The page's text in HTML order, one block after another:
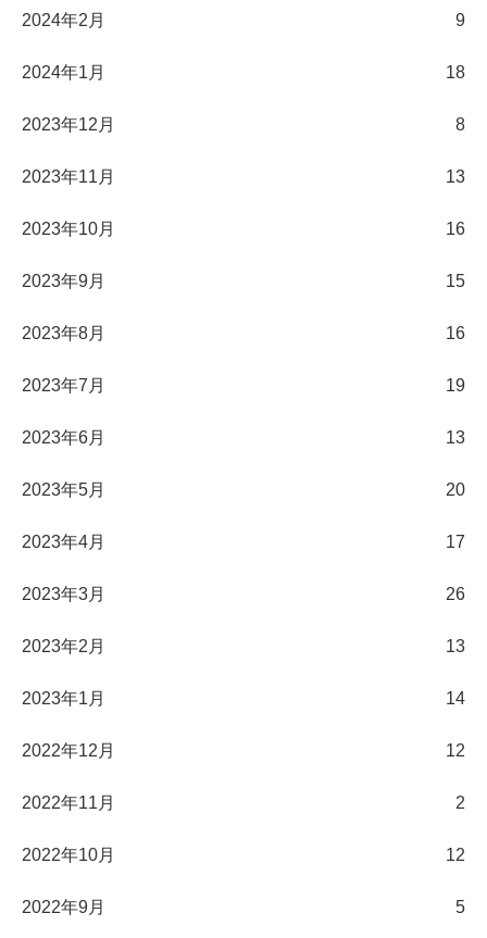
2024年2月 9
2024年1月 18
2023年12月 8
2023年11月 13
2023年10月 16
2023年9月 15
2023年8月 16
2023年7月 19
2023年6月 13
2023年5月 20
2023年4月 17
2023年3月 26
2023年2月 13
2023年1月 14
2022年12月 12
2022年11月 2
2022年10月 12
2022年9月 5